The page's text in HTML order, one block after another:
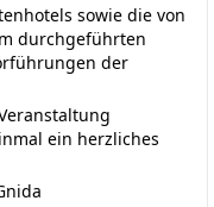
sowie die von
durchgeführten
der
ein herzliches